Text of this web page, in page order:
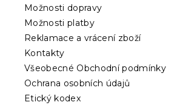
ý
i
s
Možnosti dopravy
Možnosti platby
Reklamace a vrácení zboží
Kontakty
Všeobecné Obchodní podmínky
Ochrana osobních údajů
Etický kodex